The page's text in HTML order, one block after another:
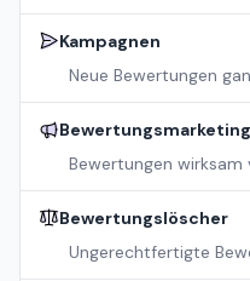
Kampagnen
Neue Bewertungen
Bewertungsmarketing
Bewertungen wirksam
Bewertungslöscher
Ungerechtfertigte